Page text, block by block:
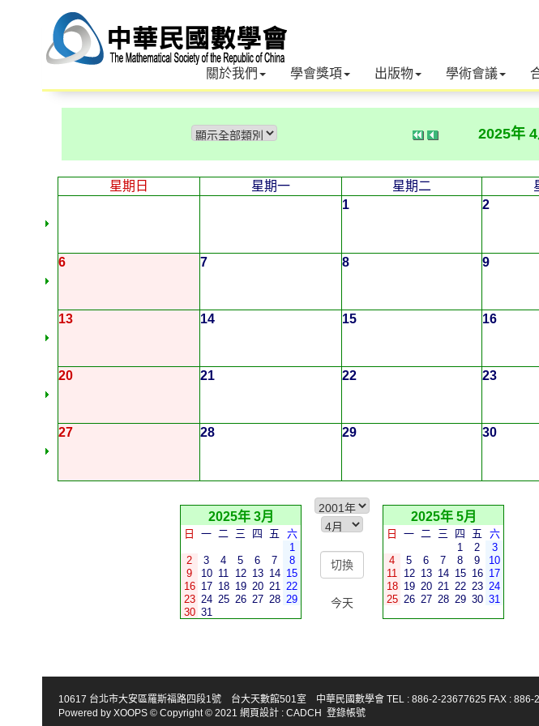
關於我們 學會獎項 出版物 學術會議
2025年 4
星期日 星期一 星期二
1
2
6 7 8 9
13 14 15 16
20 21 22 23
27 28 29 30
2025年 3月
日 一 二 三 四 五
六
1
2
3 4 5 6 7
8
9
10 11 12 13 14 15
16 17 18 19 20 21 22
23 24 25 26 27 28 29
30 31
今天
2025年 5月
日 一 二 三 四 五
六
1
2
3
4
5 6 7 8 9
10
11 12 13 14 15 16 17
18 19 20 21 22 23 24
25 26 27 28 29 30 31
10617 台北市大安區羅斯福路四段1號 台大天數館501室 中華民國數學會 TEL : 886-2-23677625 FAX : 886-
Powered by XOOPS © Copyright © 2021 網頁設計 : CADCH 登錄帳號